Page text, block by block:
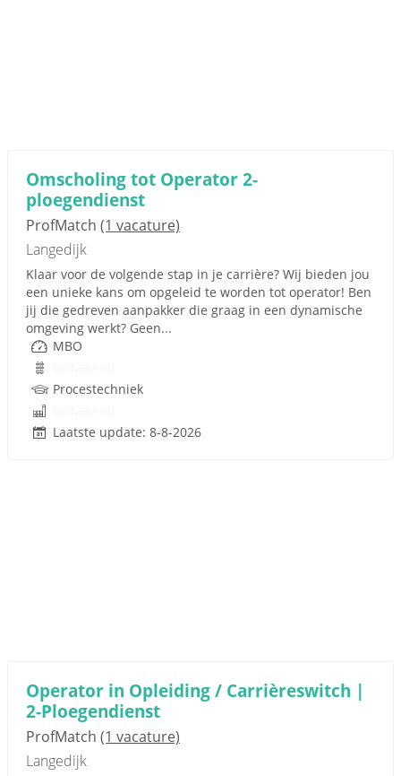
Omscholing tot Operator 2-
ploegendienst
ProfMatch (1 vacature)
Langedijk
Klaar voor de volgende stap in je carrière? Wij bieden jou
een unieke kans om opgeleid te worden tot operator! Ben
jij die gedreven aanpakker die graag in een dynamische
omgeving werkt? Geen...
MBO
Procestechniek
Laatste update: 8-8-2026
Operator in Opleiding / Carrièreswitch |
2-Ploegendienst
ProfMatch (1 vacature)
Langedijk